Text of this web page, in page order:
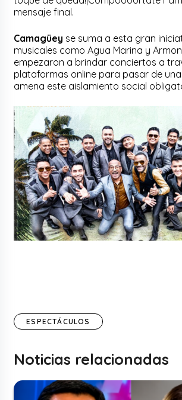
mensaje final.
Camagüey se suma a esta gran
musicales como Agua Marina y
empezaron a brindar conciertos a
plataformas online para pasar de
amena este aislamiento social
ESPECTÁCULOS
Noticias relacionadas